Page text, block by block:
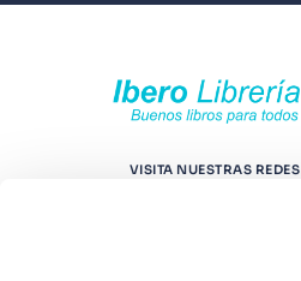
VISITA NUESTRAS REDES